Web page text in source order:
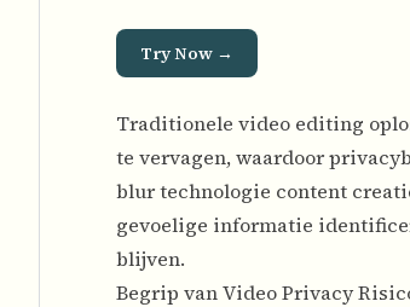
Try Now →
Traditionele video editing
te vervagen, waardoor
blur technologie content
gevoelige informatie
blijven.
Begrip van Video Privacy